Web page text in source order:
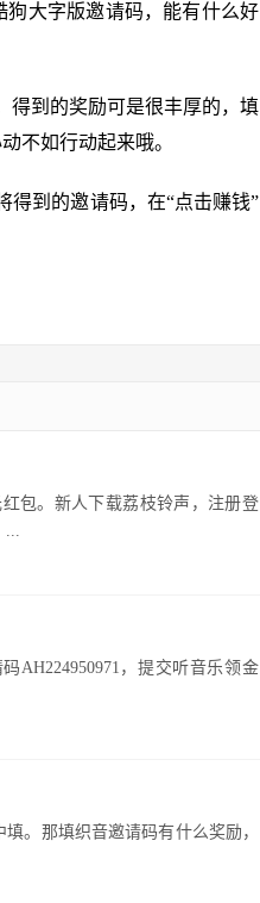
狗大字版邀请码，能有什么好
得到的奖励可是很丰厚的，填
不如行动起来哦。
得到的邀请码，在“点击赚钱”
包。新人下载荔枝铃声，注册登
...
AH224950971，提交听音乐领金
。那填织音邀请码有什么奖励，